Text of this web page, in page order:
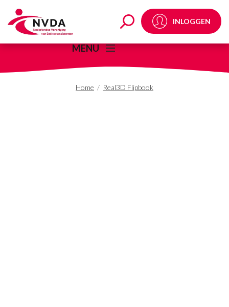
- NVDA INLOGGEN
MENU
Home / Real3D Flipbook